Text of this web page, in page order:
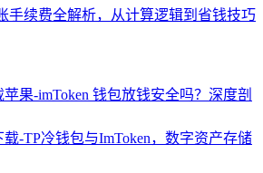
手续费全解析，从计算逻辑到省钱技巧
苹果-imToken 钱包放钱安全吗？深度剖
载-TP冷钱包与ImToken，数字资产存储